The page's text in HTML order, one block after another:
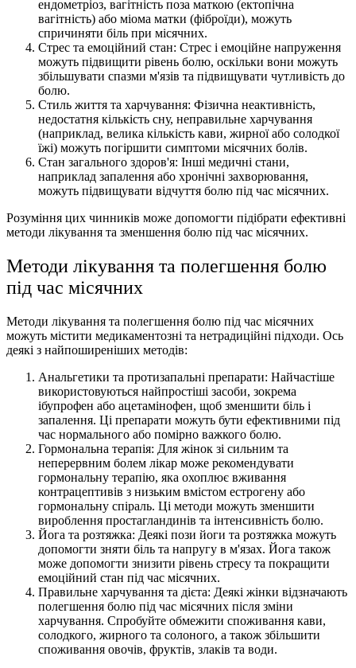
ендометріоз, вагітність поза маткою (ектопічна
вагітність) або міома матки (фіброїди), можуть
спричиняти біль при місячних.
Стрес та емоційний стан: Стрес і емоційне напруження
можуть підвищити рівень болю, оскільки вони можуть
збільшувати спазми м'язів та підвищувати чутливість до
болю.
Стиль життя та харчування: Фізична неактивність,
недостатня кількість сну, неправильне харчування
(наприклад, велика кількість кави, жирної або солодкої
їжі) можуть погіршити симптоми місячних болів.
Стан загального здоров'я: Інші медичні стани,
наприклад запалення або хронічні захворювання,
можуть підвищувати відчуття болю під час місячних.
Розуміння цих чинників може допомогти підібрати ефективні
методи лікування та зменшення болю під час місячних.
Методи лікування та полегшення болю
під час місячних
Методи лікування та полегшення болю під час місячних
можуть містити медикаментозні та нетрадиційні підходи. Ось
деякі з найпоширеніших методів:
Анальгетики та протизапальні препарати: Найчастіше
використовуються найпростіші засоби, зокрема
ібупрофен або ацетамінофен, щоб зменшити біль і
запалення. Ці препарати можуть бути ефективними під
час нормального або помірно важкого болю.
Гормональна терапія: Для жінок зі сильним та
неперервним болем лікар може рекомендувати
гормональну терапію, яка охоплює вживання
контрацептивів з низьким вмістом естрогену або
гормональну спіраль. Ці методи можуть зменшити
вироблення простагландинів та інтенсивність болю.
Йога та розтяжка: Деякі пози йоги та розтяжка можуть
допомогти зняти біль та напругу в м'язах. Йога також
може допомогти знизити рівень стресу та покращити
емоційний стан під час місячних.
Правильне харчування та дієта: Деякі жінки відзначають
полегшення болю під час місячних після зміни
харчування. Спробуйте обмежити споживання кави,
солодкого, жирного та солоного, а також збільшити
споживання овочів, фруктів, злаків та води.